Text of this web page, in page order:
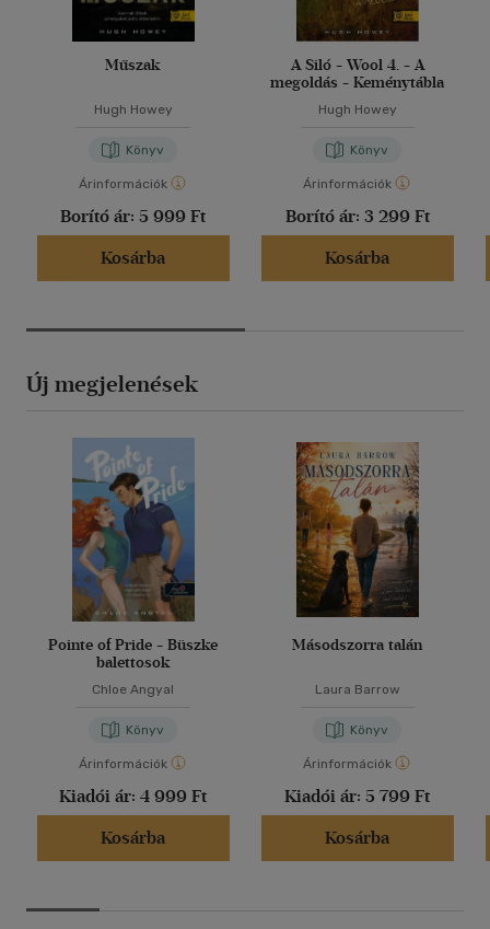
Műszak
Hugh Howey
Könyv
Árinformációk
Borító ár: 5 999 Ft
Kosárba
A Siló - Wool 4. - A
megoldás - Keménytábla
Hugh Howey
Könyv
Árinformációk
Borító ár: 3 299 Ft
Kosárba
Új megjelenések
Pointe of Pride - Büszke
balettosok
Chloe Angyal
Könyv
Árinformációk
Kiadói ár: 4 999 Ft
Kosárba
Másodszorra talán
Laura Barrow
Könyv
Árinformációk
Kiadói ár: 5 799 Ft
Kosárba